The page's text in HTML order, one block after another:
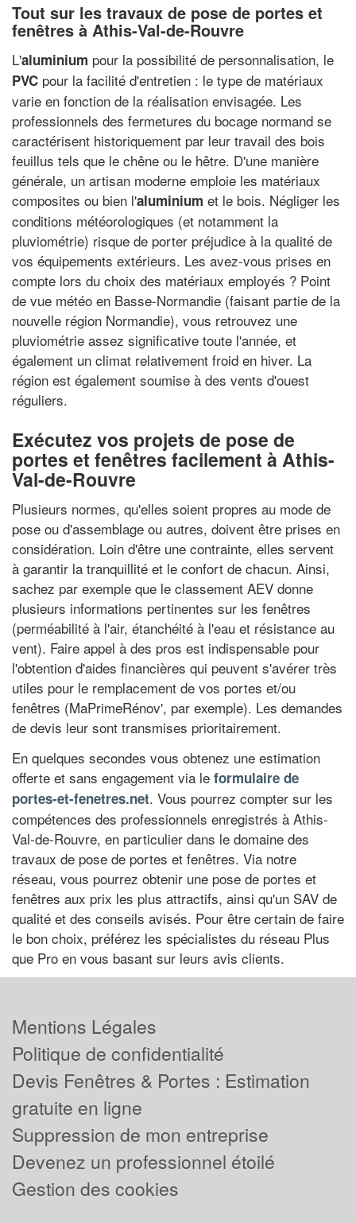
Tout sur les travaux de pose de portes et
fenêtres à Athis-Val-de-Rouvre
L'aluminium pour la possibilité de personnalisation, le
PVC pour la facilité d'entretien : le type de matériaux
varie en fonction de la réalisation envisagée. Les
professionnels des fermetures du bocage normand se
caractérisent historiquement par leur travail des bois
feuillus tels que le chêne ou le hêtre. D'une manière
générale, un artisan moderne emploie les matériaux
composites ou bien l'aluminium et le bois. Négliger les
conditions météorologiques (et notamment la
pluviométrie) risque de porter préjudice à la qualité de
vos équipements extérieurs. Les avez-vous prises en
compte lors du choix des matériaux employés ? Point
de vue météo en Basse-Normandie (faisant partie de la
nouvelle région Normandie), vous retrouvez une
pluviométrie assez significative toute l'année, et
également un climat relativement froid en hiver. La
région est également soumise à des vents d'ouest
réguliers.
Exécutez vos projets de pose de
portes et fenêtres facilement à Athis-
Val-de-Rouvre
Plusieurs normes, qu'elles soient propres au mode de
pose ou d'assemblage ou autres, doivent être prises en
considération. Loin d'être une contrainte, elles servent
à garantir la tranquillité et le confort de chacun. Ainsi,
sachez par exemple que le classement AEV donne
plusieurs informations pertinentes sur les fenêtres
(perméabilité à l'air, étanchéité à l'eau et résistance au
vent). Faire appel à des pros est indispensable pour
l'obtention d'aides financières qui peuvent s'avérer très
utiles pour le remplacement de vos portes et/ou
fenêtres (MaPrimeRénov', par exemple). Les demandes
de devis leur sont transmises prioritairement.
En quelques secondes vous obtenez une estimation
offerte et sans engagement via le formulaire de
portes-et-fenetres.net. Vous pourrez compter sur les
compétences des professionnels enregistrés à Athis-
Val-de-Rouvre, en particulier dans le domaine des
travaux de pose de portes et fenêtres. Via notre
réseau, vous pourrez obtenir une pose de portes et
fenêtres aux prix les plus attractifs, ainsi qu'un SAV de
qualité et des conseils avisés. Pour être certain de faire
le bon choix, préférez les spécialistes du réseau Plus
que Pro en vous basant sur leurs avis clients.
Mentions Légales
Politique de confidentialité
Devis Fenêtres & Portes : Estimation
gratuite en ligne
Suppression de mon entreprise
Devenez un professionnel étoilé
Gestion des cookies